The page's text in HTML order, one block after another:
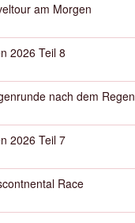
am Morgen
2026 Teil 8
nach dem Regen
2026 Teil 7
Race